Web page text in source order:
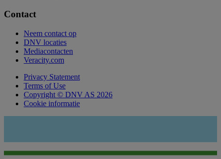
Contact
Neem contact op
DNV locaties
Mediacontacten
Veracity.com
Privacy Statement
Terms of Use
Copyright © DNV AS 2026
Cookie informatie